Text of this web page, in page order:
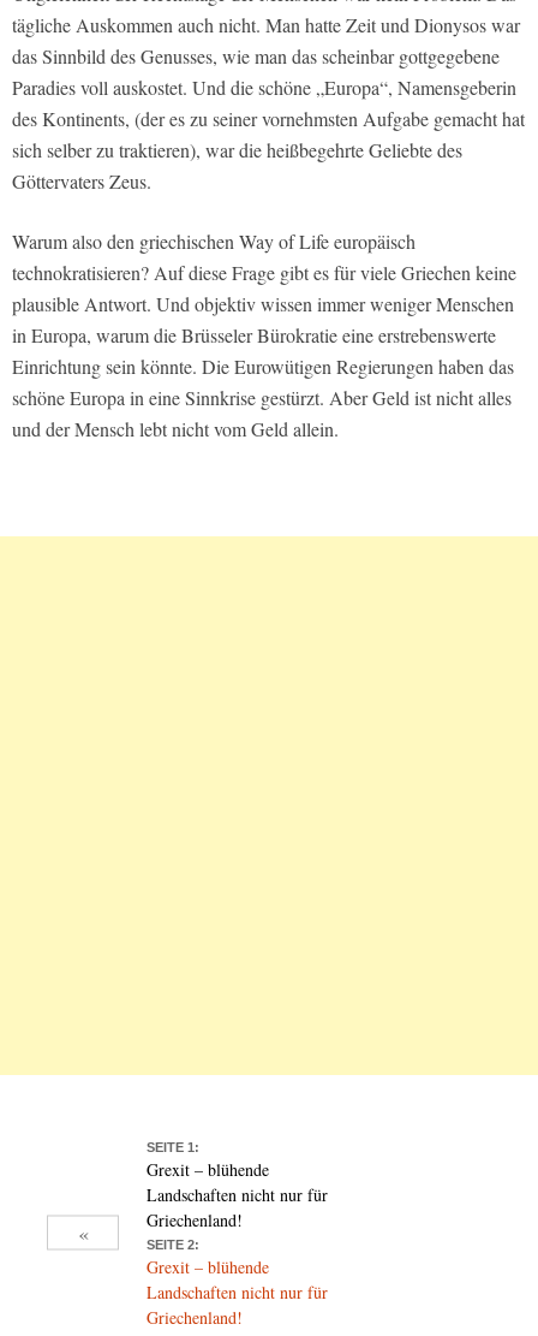
tägliche Auskommen auch nicht. Man hatte Zeit und Dionysos war
das Sinnbild des Genusses, wie man das scheinbar gottgegebene
Paradies voll auskostet. Und die schöne „Europa“, Namensgeberin
des Kontinents, (der es zu seiner vornehmsten Aufgabe gemacht hat
sich selber zu traktieren), war die heißbegehrte Geliebte des
Göttervaters Zeus.
Warum also den griechischen Way of Life europäisch
technokratisieren? Auf diese Frage gibt es für viele Griechen keine
plausible Antwort. Und objektiv wissen immer weniger Menschen
in Europa, warum die Brüsseler Bürokratie eine erstrebenswerte
Einrichtung sein könnte. Die Eurowütigen Regierungen haben das
schöne Europa in eine Sinnkrise gestürzt. Aber Geld ist nicht alles
und der Mensch lebt nicht vom Geld allein.
«
SEITE 1:
Grexit – blühende
Landschaften nicht nur für
Griechenland!
SEITE 2:
Grexit – blühende
Landschaften nicht nur für
Griechenland!